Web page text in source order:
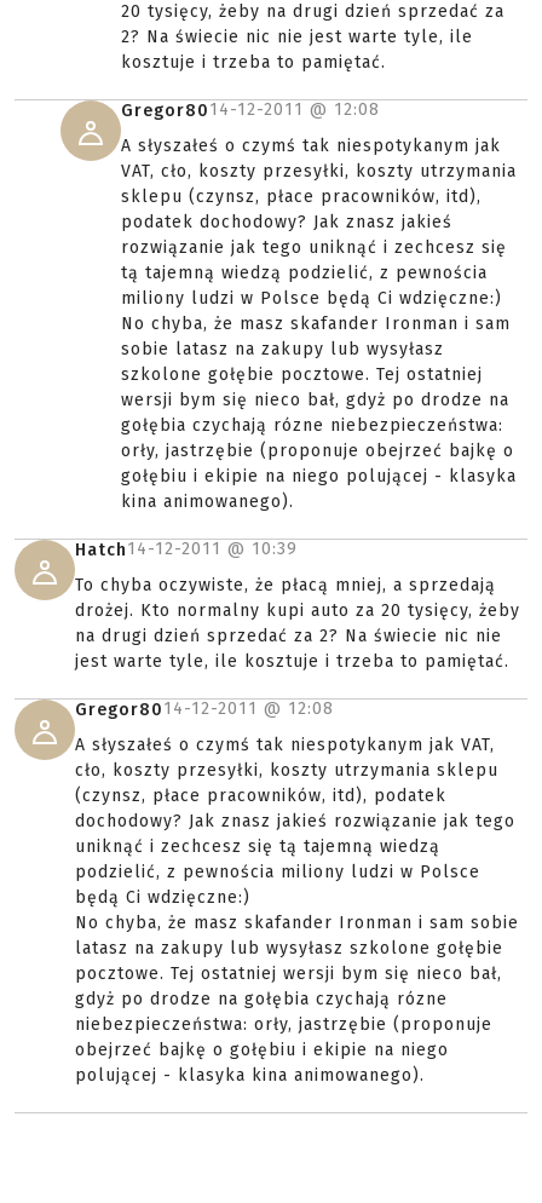
20 tysięcy, żeby na drugi dzień sprzedać za
2? Na świecie nic nie jest warte tyle, ile
kosztuje i trzeba to pamiętać.
Gregor8014-12-2011 @ 12:08
A słyszałeś o czymś tak niespotykanym jak
VAT, cło, koszty przesyłki, koszty utrzymania
sklepu (czynsz, płace pracowników, itd),
podatek dochodowy? Jak znasz jakieś
rozwiązanie jak tego uniknąć i zechcesz się
tą tajemną wiedzą podzielić, z pewnościa
miliony ludzi w Polsce będą Ci wdzięczne:)
No chyba, że masz skafander Ironman i sam
sobie latasz na zakupy lub wysyłasz
szkolone gołębie pocztowe. Tej ostatniej
wersji bym się nieco bał, gdyż po drodze na
gołębia czychają rózne niebezpieczeństwa:
orły, jastrzębie (proponuje obejrzeć bajkę o
gołębiu i ekipie na niego polującej - klasyka
kina animowanego).
Hatch14-12-2011 @ 10:39
To chyba oczywiste, że płacą mniej, a sprzedają
drożej. Kto normalny kupi auto za 20 tysięcy, żeby
na drugi dzień sprzedać za 2? Na świecie nic nie
jest warte tyle, ile kosztuje i trzeba to pamiętać.
Gregor8014-12-2011 @ 12:08
A słyszałeś o czymś tak niespotykanym jak VAT,
cło, koszty przesyłki, koszty utrzymania sklepu
(czynsz, płace pracowników, itd), podatek
dochodowy? Jak znasz jakieś rozwiązanie jak tego
uniknąć i zechcesz się tą tajemną wiedzą
podzielić, z pewnościa miliony ludzi w Polsce
będą Ci wdzięczne:)
No chyba, że masz skafander Ironman i sam sobie
latasz na zakupy lub wysyłasz szkolone gołębie
pocztowe. Tej ostatniej wersji bym się nieco bał,
gdyż po drodze na gołębia czychają rózne
niebezpieczeństwa: orły, jastrzębie (proponuje
obejrzeć bajkę o gołębiu i ekipie na niego
polującej - klasyka kina animowanego).